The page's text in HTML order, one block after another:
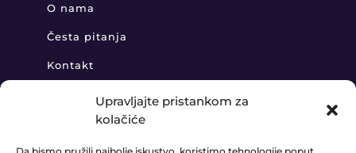
Upravljajte pristankom za
kolačiće
O nama
Česta pitanja
Kontakt